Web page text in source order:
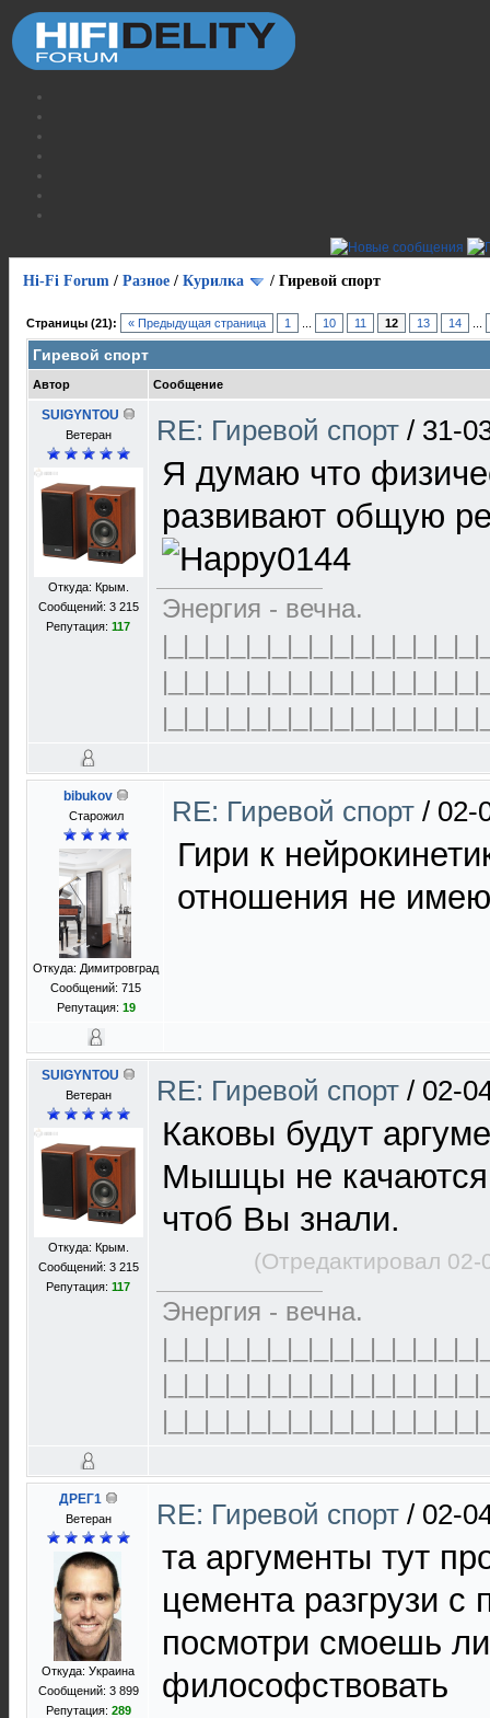
Hi-Fi Forum / Разное / Курилка / Гиревой спорт
Страницы (21): « Предыдущая страница 1 10 11 12 13 14
Гиревой спорт
Автор Сообщение
SUIGYNTOU
Ветеран
Откуда: Крым.
Сообщений: 3 215
Репутация: 117
RE: Гиревой спорт / 31-
Я думаю что
развивают общую
Энергия - вечна.
bibukov
Старожил
Откуда: Димитровград
Сообщений: 715
Репутация: 19
RE: Гиревой спорт / 02-
Гири к
отношения не
SUIGYNTOU
Ветеран
Откуда: Крым.
Сообщений: 3 215
Репутация: 117
RE: Гиревой спорт / 02-
Каковы будут
Мышцы не качаются
чтоб Вы знали.
(Отредактировал
Энергия - вечна.
ДРЕГ1
Bетеран
Откуда: Украина
Сообщений: 3 899
Репутация: 289
RE: Гиревой спорт / 02-
та аргументы тут
цемента разгрузи с
посмотри смоешь
философствовать